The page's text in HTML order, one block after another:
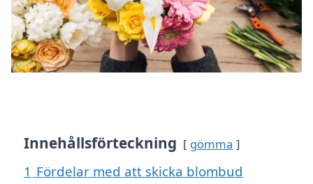
Innehållsförteckning gömma
1 Fördelar med att skicka blombud